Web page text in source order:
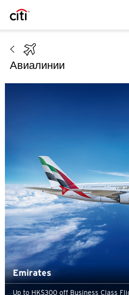
Авиалинии
Emirates
Up to HK$300 off Business Class